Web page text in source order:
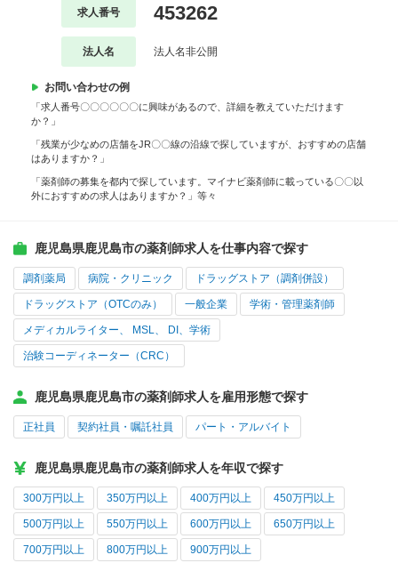
求人番号 453262
法人名 法人名非公開
お問い合わせの例
「求人番号〇〇〇〇〇〇に興味があるので、詳細を教えていただけます
か？」
「残業が少なめの店舗をJR〇〇線の沿線で探していますが、おすすめの店舗
はありますか？」
「薬剤師の募集を都内で探しています。マイナビ薬剤師に載っている〇〇以
外におすすめの求人はありますか？」等々
鹿児島県鹿児島市の薬剤師求人を仕事内容で探す
調剤薬局 病院・クリニック ドラッグストア（調剤併設）
ドラッグストア（OTCのみ） 一般企業 学術・管理薬剤師
メディカルライター、 MSL、 DI、学術
治験コーディネーター（CRC）
鹿児島県鹿児島市の薬剤師求人を雇用形態で探す
正社員 契約社員・嘱託社員 パート・アルバイト
鹿児島県鹿児島市の薬剤師求人を年収で探す
300万円以上 350万円以上 400万円以上 450万円以上
500万円以上 550万円以上 600万円以上 650万円以上
700万円以上 800万円以上 900万円以上